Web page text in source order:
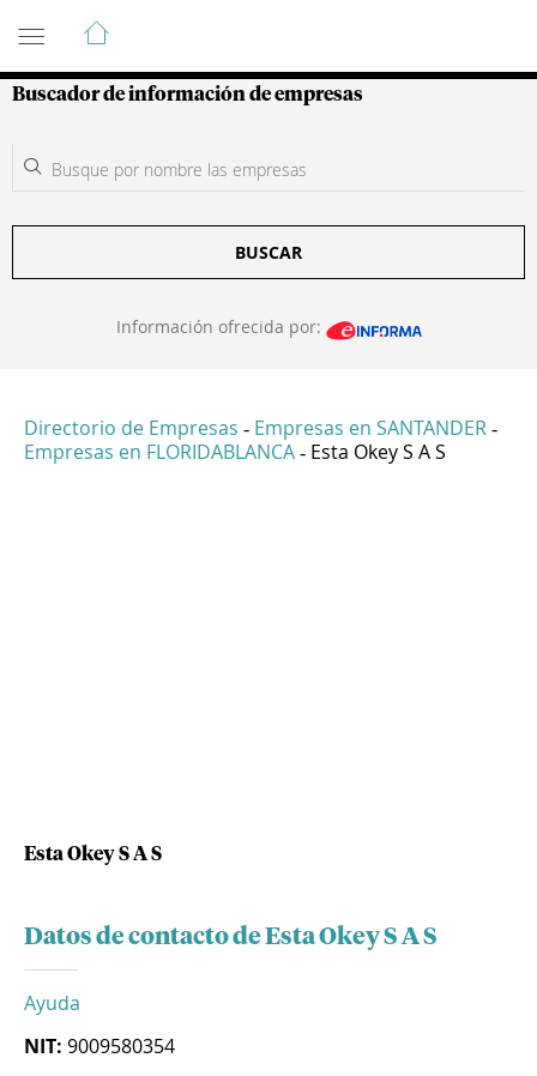
Guía de Empresas Colombianas
Buscador de información de empresas
BUSCAR
Información ofrecida por:
Directorio de Empresas - Empresas en SANTANDER -
Empresas en FLORIDABLANCA - Esta Okey S A S
Esta Okey S A S
Datos de contacto de Esta Okey S A S
Ayuda
NIT: 9009580354